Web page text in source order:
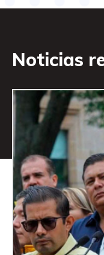
Noticias